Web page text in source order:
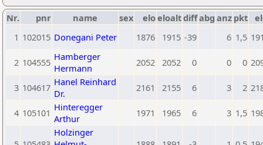
Nr. pnr name sex eloeloaltdiffabg anz pkt
1 102015 Donegani Peter 1876 1915 -39 6 1,5
2 104555 Hamberger
Hermann
2052 2052 0 0 0
3 104617 Hanel Reinhard
Dr.
2161 2155 6 3 2
4 105101 Hinteregger
Arthur
1971 1965 6 3 1,5
Holzinger